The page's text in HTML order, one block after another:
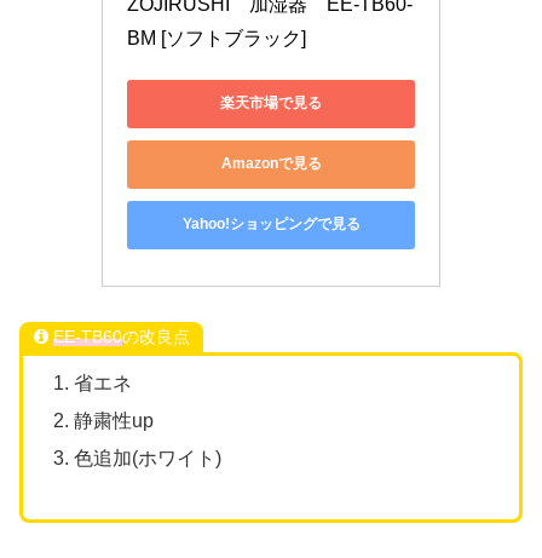
BM [ソフトブラック]
楽天市場で見る
Amazonで見る
Yahoo!ショッピングで見る
EE-TB60の改良点
省エネ
静粛性up
色追加(ホワイト)